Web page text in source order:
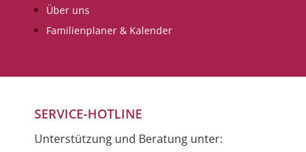
Über uns
Familienplaner & Kalender
SERVICE-HOTLINE
Unterstützung und Beratung unter: